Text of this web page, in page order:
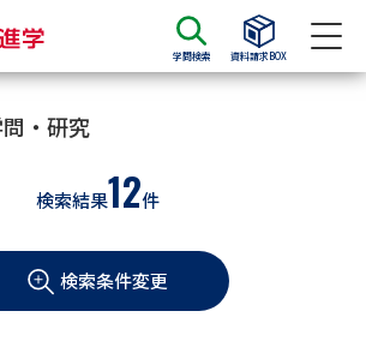
学問検索 資料請求BOX
資料請求
類から請求
学部・学科パンフ
・研究
検索結果12件
検索条件変更